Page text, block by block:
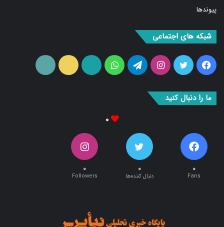
شبکه های اجتماعی
فیس
بوک
توییتراینستاگرام
تلگرامواتس
آپ
آپارات ایتا
ما را دنبال کنید
۰
Fans
۰
دنبال کننده‌ها
۰
Followers